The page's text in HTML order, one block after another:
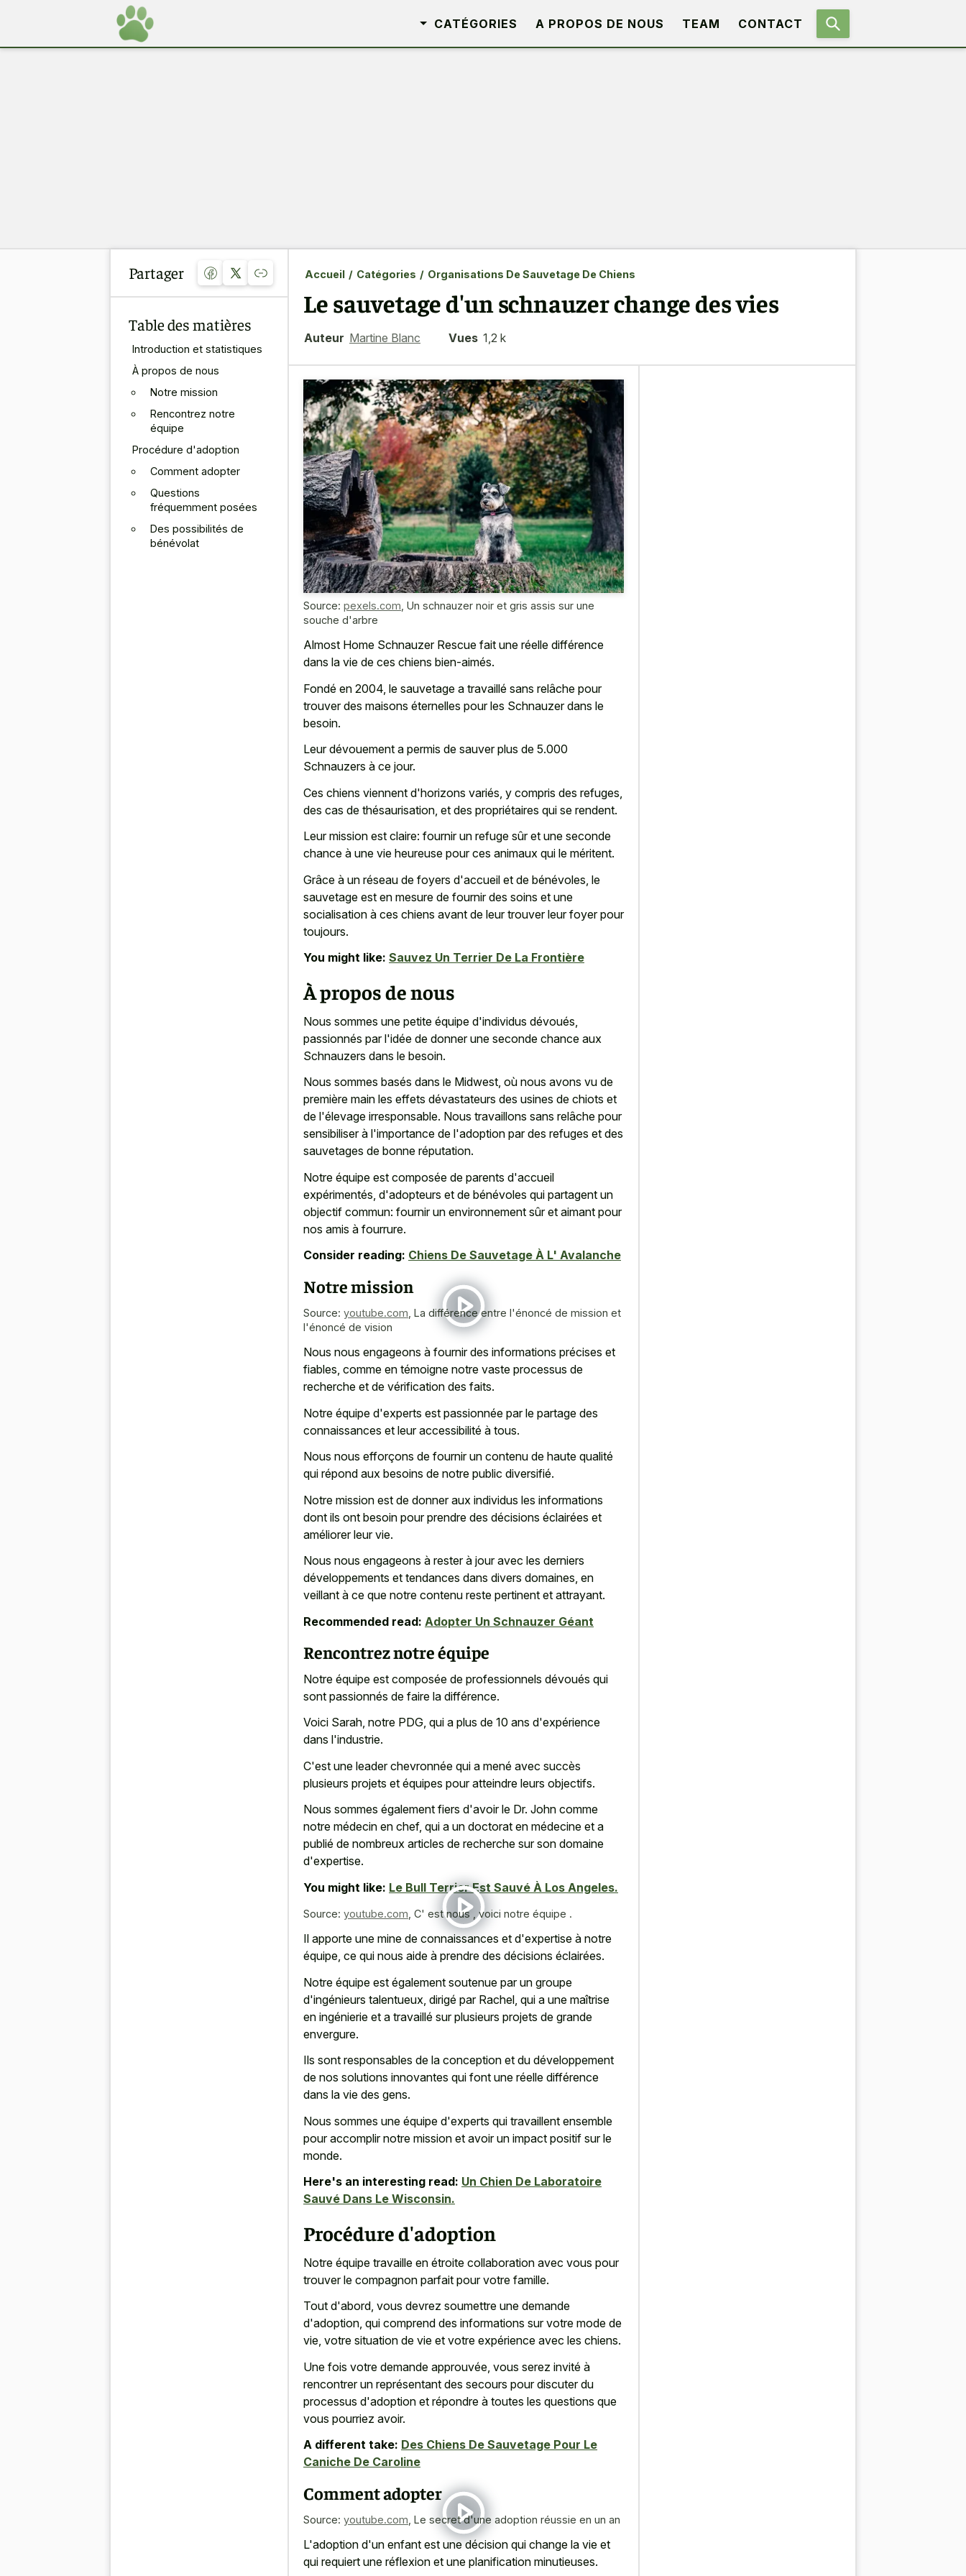
CATÉGORIES A PROPOS DE NOUS TEAM CONTACT
Partager
Table des matières
Introduction et statistiques
À propos de nous
Notre mission
Rencontrez notre
équipe
Procédure d'adoption
Comment adopter
Questions
fréquemment posées
Des possibilités de
bénévolat
Accueil / Catégories / Organisations De Sauvetage De Chiens
Le sauvetage d'un schnauzer change des vies
Auteur Martine Blanc Vues 1,2 k
Source: pexels.com Un schnauzer noir et gris assis sur une
souche d'arbre
Almost Home Schnauzer Rescue fait une réelle différence
dans la vie de ces chiens bien-aimés.
Fondé en 2004, le sauvetage a travaillé sans relâche pour
trouver des maisons éternelles pour les Schnauzer dans le
besoin.
Leur dévouement a permis de sauver plus de 5.000
Schnauzers à ce jour.
Ces chiens viennent d'horizons variés, y compris des refuges,
des cas de thésaurisation, et des propriétaires qui se rendent.
Leur mission est claire: fournir un refuge sûr et une seconde
chance à une vie heureuse pour ces animaux qui le méritent.
Grâce à un réseau de foyers d'accueil et de bénévoles, le
sauvetage est en mesure de fournir des soins et une
socialisation à ces chiens avant de leur trouver leur foyer pour
toujours.
You might like: Sauvez Un Terrier De La Frontière
À propos de nous
Nous sommes une petite équipe d'individus dévoués,
passionnés par l'idée de donner une seconde chance aux
Schnauzers dans le besoin.
Nous sommes basés dans le Midwest, où nous avons vu de
première main les effets dévastateurs des usines de chiots et
de l'élevage irresponsable. Nous travaillons sans relâche pour
sensibiliser à l'importance de l'adoption par des refuges et des
sauvetages de bonne réputation.
Notre équipe est composée de parents d'accueil
expérimentés, d'adopteurs et de bénévoles qui partagent un
objectif commun: fournir un environnement sûr et aimant pour
nos amis à fourrure.
Consider reading: Chiens De Sauvetage À L' Avalanche
Notre mission
Source: youtube.com La différence entre l'énoncé de mission et
l'énoncé de vision
Nous nous engageons à fournir des informations précises et
fiables, comme en témoigne notre vaste processus de
recherche et de vérification des faits.
Notre équipe d'experts est passionnée par le partage des
connaissances et leur accessibilité à tous.
Nous nous efforçons de fournir un contenu de haute qualité
qui répond aux besoins de notre public diversifié.
Notre mission est de donner aux individus les informations
dont ils ont besoin pour prendre des décisions éclairées et
améliorer leur vie.
Nous nous engageons à rester à jour avec les derniers
développements et tendances dans divers domaines, en
veillant à ce que notre contenu reste pertinent et attrayant.
Recommended read: Adopter Un Schnauzer Géant
Rencontrez notre équipe
Notre équipe est composée de professionnels dévoués qui
sont passionnés de faire la différence.
Voici Sarah, notre PDG, qui a plus de 10 ans d'expérience
dans l'industrie.
C'est une leader chevronnée qui a mené avec succès
plusieurs projets et équipes pour atteindre leurs objectifs.
Nous sommes également fiers d'avoir le Dr. John comme
notre médecin en chef, qui a un doctorat en médecine et a
publié de nombreux articles de recherche sur son domaine
d'expertise.
You might like: Le Bull Terrier Est Sauvé À Los Angeles.
Source: youtube.com C' est nous , voici notre équipe .
Il apporte une mine de connaissances et d'expertise à notre
équipe, ce qui nous aide à prendre des décisions éclairées.
Notre équipe est également soutenue par un groupe
d'ingénieurs talentueux, dirigé par Rachel, qui a une maîtrise
en ingénierie et a travaillé sur plusieurs projets de grande
envergure.
Ils sont responsables de la conception et du développement
de nos solutions innovantes qui font une réelle différence
dans la vie des gens.
Nous sommes une équipe d'experts qui travaillent ensemble
pour accomplir notre mission et avoir un impact positif sur le
monde.
Here's an interesting read: Un Chien De Laboratoire
Sauvé Dans Le Wisconsin.
Procédure d'adoption
Notre équipe travaille en étroite collaboration avec vous pour
trouver le compagnon parfait pour votre famille.
Tout d'abord, vous devrez soumettre une demande
d'adoption, qui comprend des informations sur votre mode de
vie, votre situation de vie et votre expérience avec les chiens.
Une fois votre demande approuvée, vous serez invité à
rencontrer un représentant des secours pour discuter du
processus d'adoption et répondre à toutes les questions que
vous pourriez avoir.
A different take: Des Chiens De Sauvetage Pour Le
Caniche De Caroline
Comment adopter
Source: youtube.com Le secret d'une adoption réussie en un an
L'adoption d'un enfant est une décision qui change la vie et
qui requiert une réflexion et une planification minutieuses.